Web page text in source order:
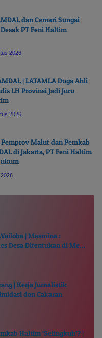
dan Cemari Sungai
PT Feni Haltim
2026
| LATAMLA Duga Ahli
LH Provinsi Jadi Juru
2026
Malut dan Pemkab
di Jakarta, PT Feni Haltim
| Masmina :
Desa Ditentukan di Meja
| Kerja Jurnalistik
dan Cakaran
Haltim ‘Selingkuh’? |